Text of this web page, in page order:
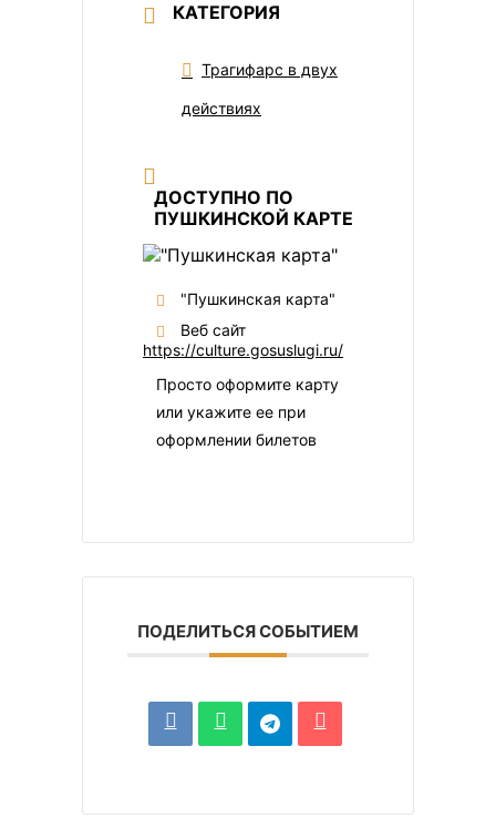
КАТЕГОРИЯ
Трагифарс в двух
действиях
ДОСТУПНО ПО
ПУШКИНСКОЙ КАРТЕ
"Пушкинская карта"
Веб сайт
https://culture.gosuslugi.ru/
Просто оформите карту
или укажите ее при
оформлении билетов
ПОДЕЛИТЬСЯ СОБЫТИЕМ